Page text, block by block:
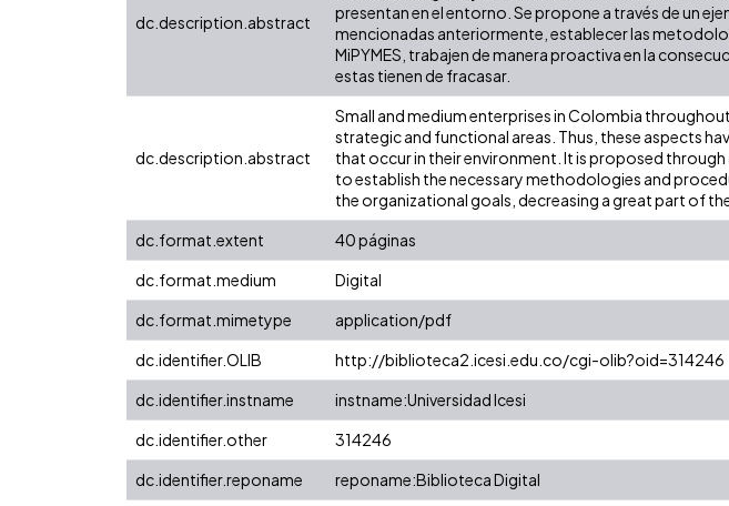
dc.description.abstract
presentan en el entorno. Se propone a través de un
mencionadas anteriormente, establecer las
MiPYMES, trabajen de manera proactiva en la
estas tienen de fracasar.
dc.description.abstract
Small and medium enterprises in Colombia
strategic and functional areas. Thus, these aspects
that occur in their environment. It is proposed
to establish the necessary methodologies and
the organizational goals, decreasing a great part of
dc.format.extent 40 páginas
dc.format.medium
Digital
dc.format.mimetype
application/pdf
dc.identifier.OLIB
http://biblioteca2.icesi.edu.co/cgi-olib?oid=314246
dc.identifier.instname
instname:Universidad Icesi
dc.identifier.other
314246
dc.identifier.reponame
reponame:Biblioteca Digital